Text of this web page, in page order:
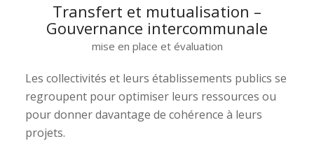
Transfert et mutualisation –
Gouvernance intercommunale
mise en place et évaluation
Les collectivités et leurs établissements publics se
regroupent pour optimiser leurs ressources ou
pour donner davantage de cohérence à leurs
projets.